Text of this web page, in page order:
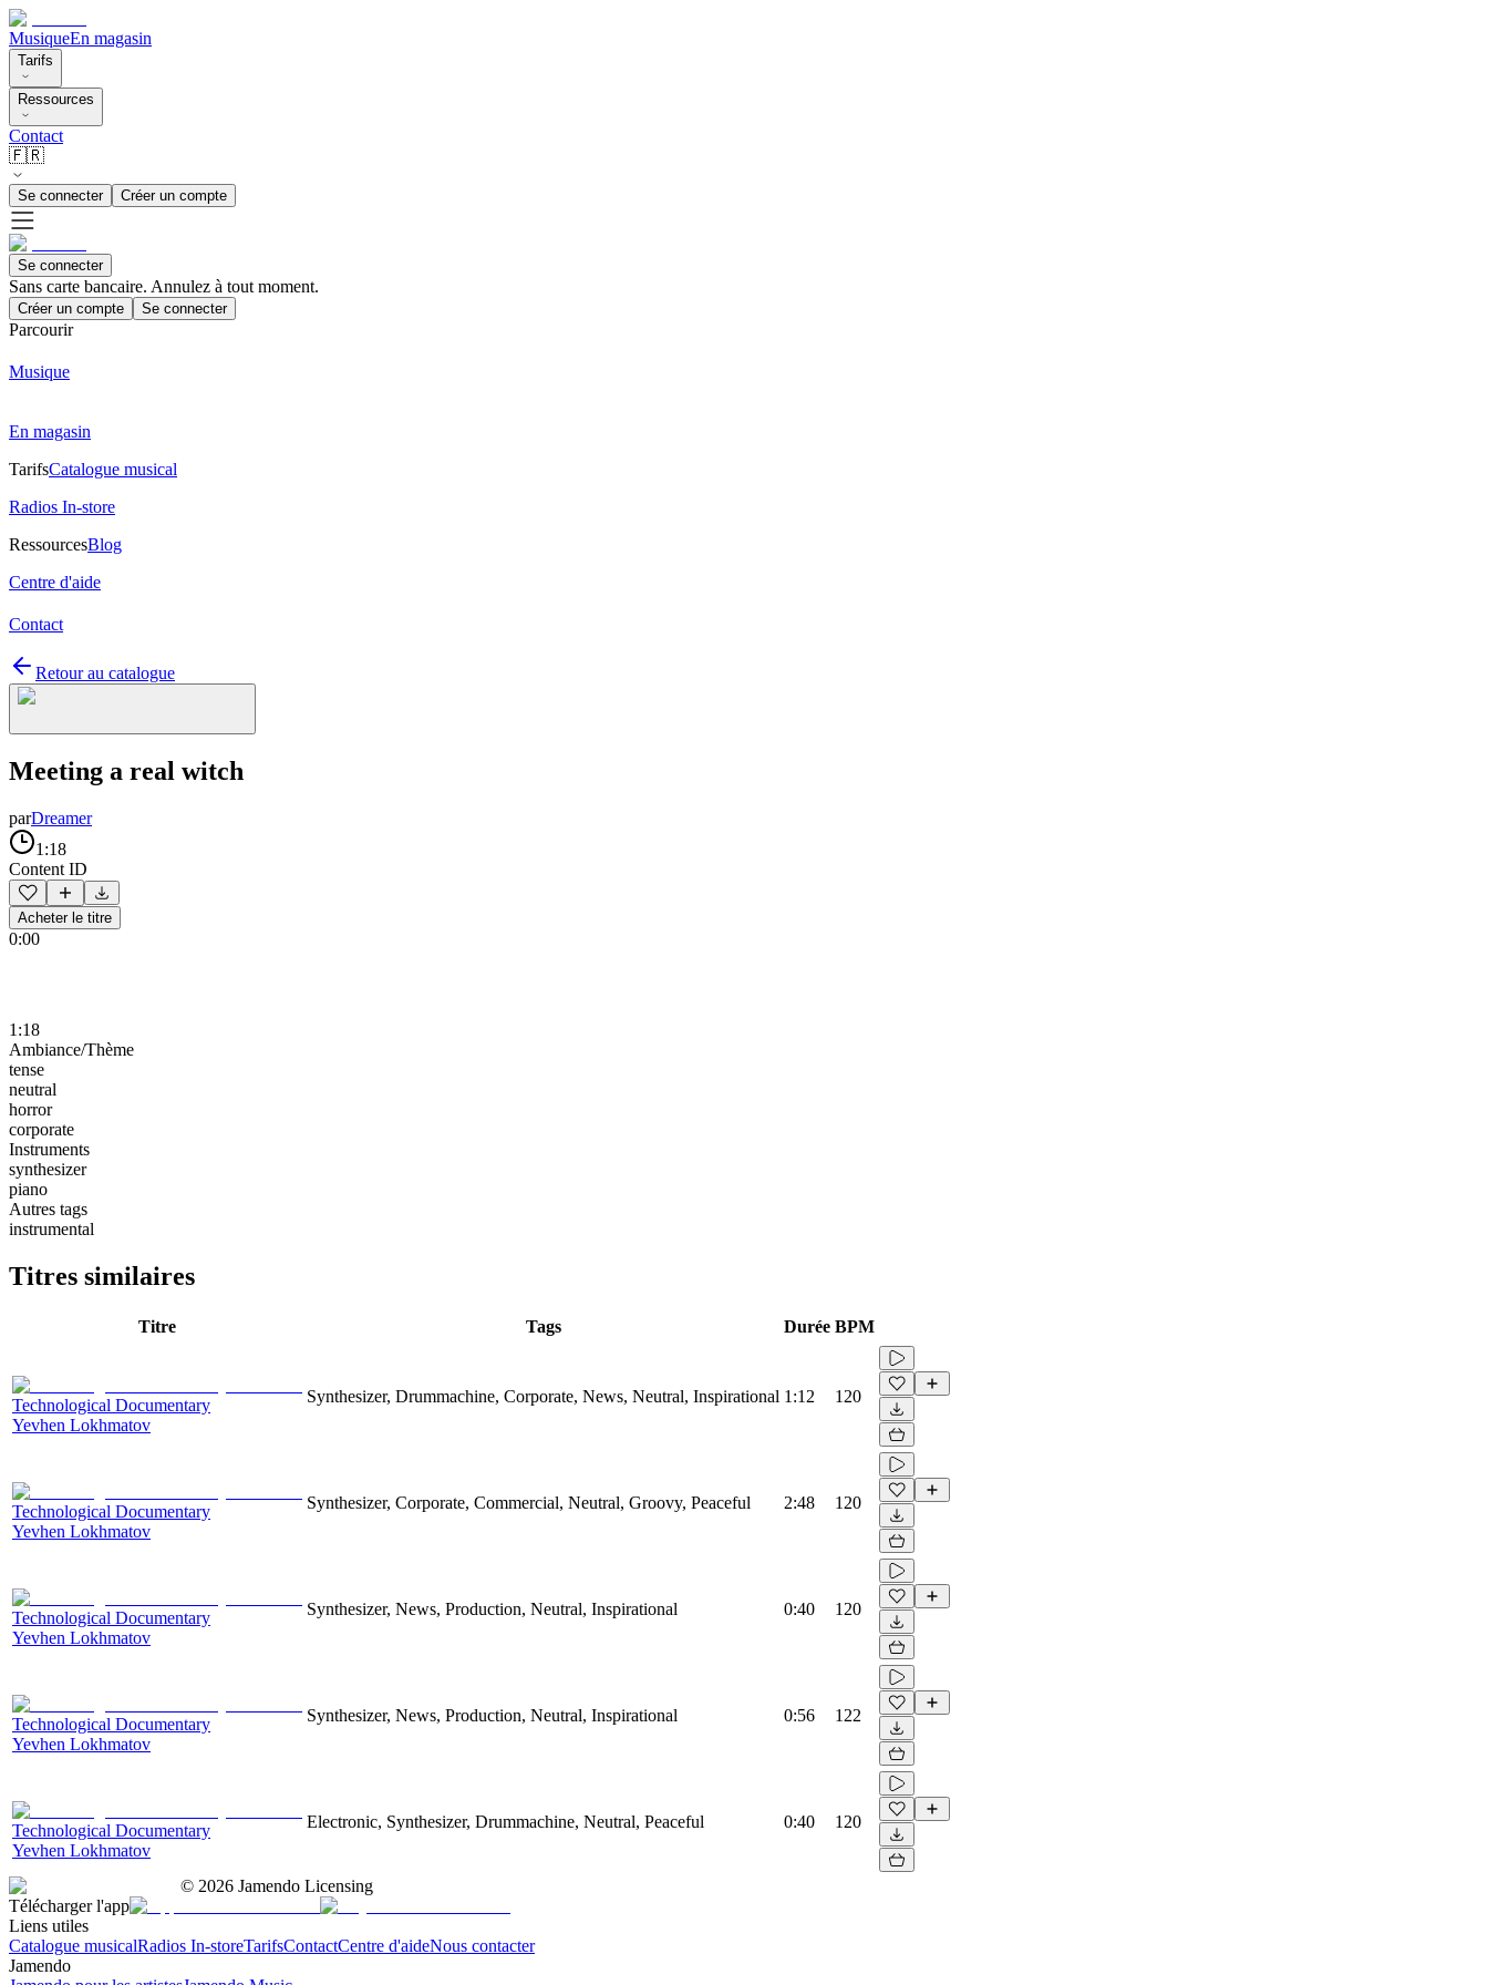
MusiqueEn magasin
Tarifs
Ressources
Contact
🇫🇷
Se connecter Créer un compte
Se connecter
Sans carte bancaire. Annulez à tout moment.
Créer un compte Se connecter
Parcourir
Musique
En magasin
TarifsCatalogue musical
Radios In-store
RessourcesBlog
Centre d'aide
Contact
Retour au catalogue
Meeting a real witch
parDreamer
1:18
Content ID
Acheter le titre
0:00
1:18
Ambiance/Thème
tense
neutral
horror
corporate
Instruments
synthesizer
piano
Autres tags
instrumental
Titres similaires
Titre Tags Durée BPM
Technological Documentary
Yevhen Lokhmatov
Synthesizer, Drummachine, Corporate, News, Neutral, Inspirational 1:12 120
Technological Documentary
Yevhen Lokhmatov
Synthesizer, Corporate, Commercial, Neutral, Groovy, Peaceful 2:48 120
Technological Documentary
Yevhen Lokhmatov
Synthesizer, News, Production, Neutral, Inspirational 0:40 120
Technological Documentary
Yevhen Lokhmatov
Synthesizer, News, Production, Neutral, Inspirational 0:56 122
Technological Documentary
Yevhen Lokhmatov
Electronic, Synthesizer, Drummachine, Neutral, Peaceful 0:40 120
© 2026 Jamendo Licensing
Télécharger l'app
Liens utiles
Catalogue musicalRadios In-storeTarifsContactCentre d'aideNous contacter
Jamendo